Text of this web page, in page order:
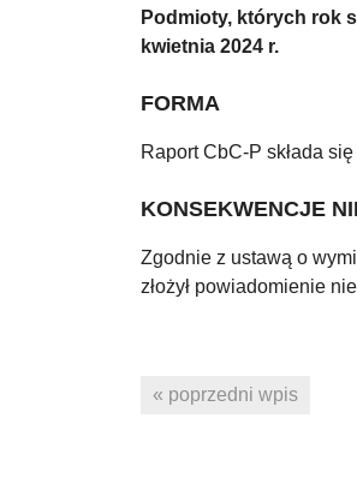
Podmioty, których rok
kwietnia 2024 r.
FORMA
Raport CbC-P składa
KONSEKWENCJE
Zgodnie z ustawą o
złożył powiadomienie
« poprzedni wpis